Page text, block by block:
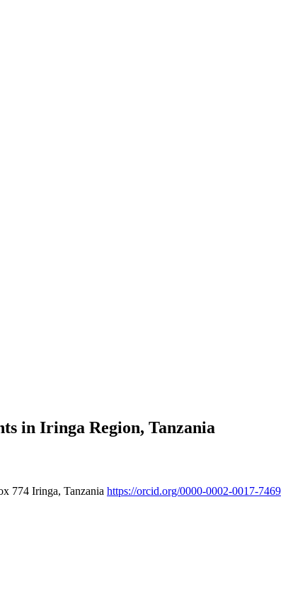
in Iringa Region, Tanzania
774 Iringa, Tanzania https://orcid.org/0000-0002-0017-7469